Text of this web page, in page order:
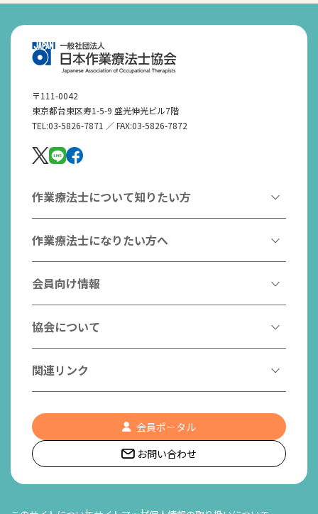
〒111-0042
東京都台東区寿1-5-9 盛光伸光ビル7階
TEL:03-5826-7871 ／ FAX:03-5826-7872
作業療法士について知りたい方
作業療法とは
作業療法士とは
はたらく作業療法士
作業療法士の支援を受ける
チームの中で活躍する作業療法士
認知症の方への作業療法
作業療法士になりたい方へ
作業療法士になるには
作業療法士として活躍する先輩
こんなところで活躍！作業療法士
入会案内
会員向け情報
協会からのお知らせ
研修会一覧
日本作業療法学会
協会について
会長挨拶
社員名簿
組織図
作業療法の定義
関連リンク
都道府県作業療法士会
作業療法士養成校一覧
世界作業療法士連盟 (WFOT)
日本作業療法士連盟
会員ポータル
お問い合わせ